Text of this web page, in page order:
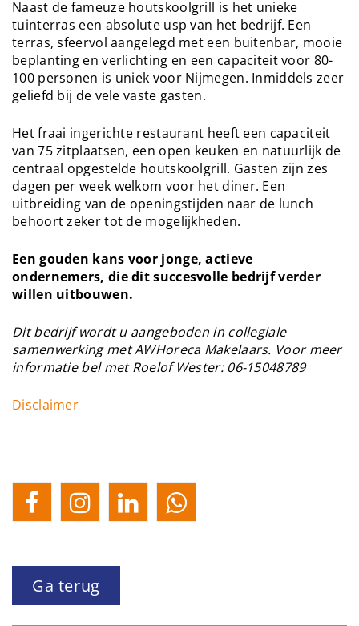
Naast de fameuze houtskoolgrill is het unieke
tuinterras een absolute usp van het bedrijf. Een
terras, sfeervol aangelegd met een buitenbar, mooie
beplanting en verlichting en een capaciteit voor 80-
100 personen is uniek voor Nijmegen. Inmiddels zeer
geliefd bij de vele vaste gasten.
Het fraai ingerichte restaurant heeft een capaciteit
van 75 zitplaatsen, een open keuken en natuurlijk de
centraal opgestelde houtskoolgrill. Gasten zijn zes
dagen per week welkom voor het diner. Een
uitbreiding van de openingstijden naar de lunch
behoort zeker tot de mogelijkheden.
Een gouden kans voor jonge, actieve
ondernemers, die dit succesvolle bedrijf verder
willen uitbouwen.
Dit bedrijf wordt u aangeboden in collegiale
samenwerking met AWHoreca Makelaars. Voor meer
informatie bel met Roelof Wester: 06-15048789
Disclaimer
Ga terug